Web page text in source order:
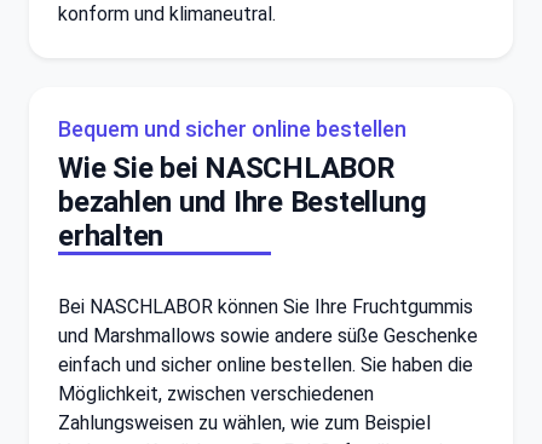
konform und klimaneutral.
Bequem und sicher online bestellen
Wie Sie bei NASCHLABOR
bezahlen und Ihre Bestellung
erhalten
Bei NASCHLABOR können Sie Ihre Fruchtgummis
und Marshmallows sowie andere süße Geschenke
einfach und sicher online bestellen. Sie haben die
Möglichkeit, zwischen verschiedenen
Zahlungsweisen zu wählen, wie zum Beispiel